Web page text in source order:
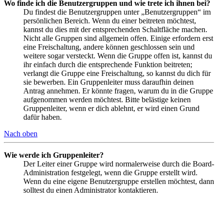
Wo finde ich die Benutzergruppen und wie trete ich ihnen bei?
Du findest die Benutzergruppen unter „Benutzergruppen“ im
persönlichen Bereich. Wenn du einer beitreten möchtest,
kannst du dies mit der entsprechenden Schaltfläche machen.
Nicht alle Gruppen sind allgemein offen. Einige erfordern erst
eine Freischaltung, andere können geschlossen sein und
weitere sogar versteckt. Wenn die Gruppe offen ist, kannst du
ihr einfach durch die entsprechende Funktion beitreten;
verlangt die Gruppe eine Freischaltung, so kannst du dich für
sie bewerben. Ein Gruppenleiter muss daraufhin deinen
Antrag annehmen. Er könnte fragen, warum du in die Gruppe
aufgenommen werden möchtest. Bitte belästige keinen
Gruppenleiter, wenn er dich ablehnt, er wird einen Grund
dafür haben.
Nach oben
Wie werde ich Gruppenleiter?
Der Leiter einer Gruppe wird normalerweise durch die Board-
Administration festgelegt, wenn die Gruppe erstellt wird.
Wenn du eine eigene Benutzergruppe erstellen möchtest, dann
solltest du einen Administrator kontaktieren.